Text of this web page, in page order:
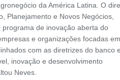
da América Latina. O
Planejamento e Novos Negócios,
de inovação aberta do
e organizações focadas em
com as diretrizes do banco
inovação e desenvolvimento
Neves.